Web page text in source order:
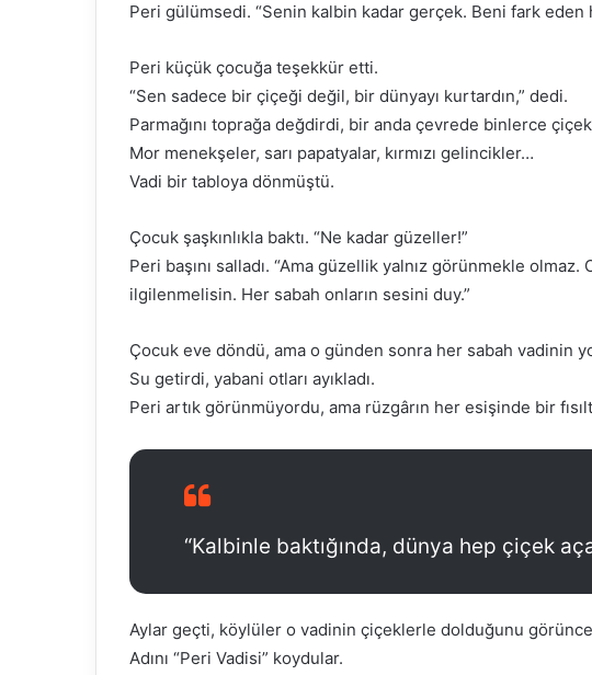
Peri gülümsedi. “Senin kalbin kadar gerçek. Beni fark eden
Peri küçük çocuğa teşekkür etti.
“Sen sadece bir çiçeği değil, bir dünyayı kurtardın,” dedi.
Parmağını toprağa değdirdi, bir anda çevrede binlerce çiçek
Mor menekşeler, sarı papatyalar, kırmızı gelincikler…
Vadi bir tabloya dönmüştü.
Çocuk şaşkınlıkla baktı. “Ne kadar güzeller!”
Peri başını salladı. “Ama güzellik yalnız görünmekle
ilgilenmelisin. Her sabah onların sesini duy.”
Çocuk eve döndü, ama o günden sonra her sabah vadinin
Su getirdi, yabani otları ayıkladı.
Peri artık görünmüyordu, ama rüzgârın her esişinde bir
“Kalbinle baktığında, dünya hep çiçek
Aylar geçti, köylüler o vadinin çiçeklerle dolduğunu görünce
Adını “Peri Vadisi” koydular.